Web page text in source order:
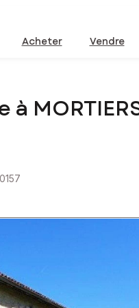
Acheter Vendre